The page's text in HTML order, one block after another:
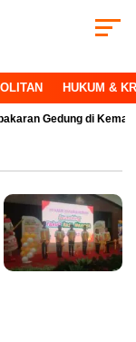
HUKUM &
Gedung di Kemayoran